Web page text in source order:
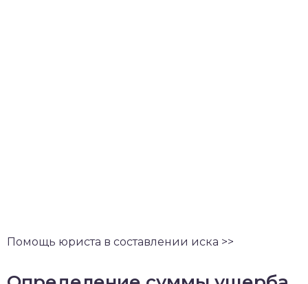
Помощь юриста в составлении иска >>